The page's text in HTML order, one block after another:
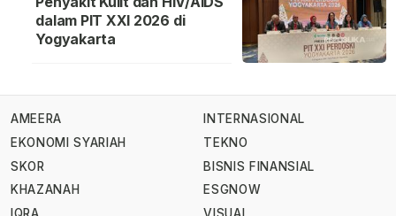
dalam PIT XXI 2026 di
Yogyakarta
AMEERA
EKONOMI SYARIAH
SKOR
KHAZANAH
INTERNASIONAL
TEKNO
BISNIS FINANSIAL
ESGNOW